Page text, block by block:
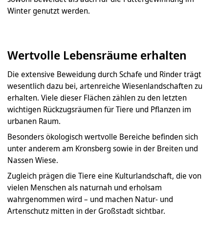
Winter genutzt werden.
Wertvolle Lebensräume erhalten
Die extensive Beweidung durch Schafe und Rinder trägt
wesentlich dazu bei, artenreiche Wiesenlandschaften zu
erhalten. Viele dieser Flächen zählen zu den letzten
wichtigen Rückzugsräumen für Tiere und Pflanzen im
urbanen Raum.
Besonders ökologisch wertvolle Bereiche befinden sich
unter anderem am Kronsberg sowie in der Breiten und
Nassen Wiese.
Zugleich prägen die Tiere eine Kulturlandschaft, die von
vielen Menschen als naturnah und erholsam
wahrgenommen wird – und machen Natur- und
Artenschutz mitten in der Großstadt sichtbar.